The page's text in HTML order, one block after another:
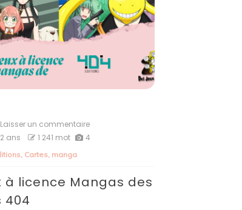
un commentaireon
Mangas
des
2 ans 1 241 mot 4
, Cartes, manga
à licence Mangas des
404